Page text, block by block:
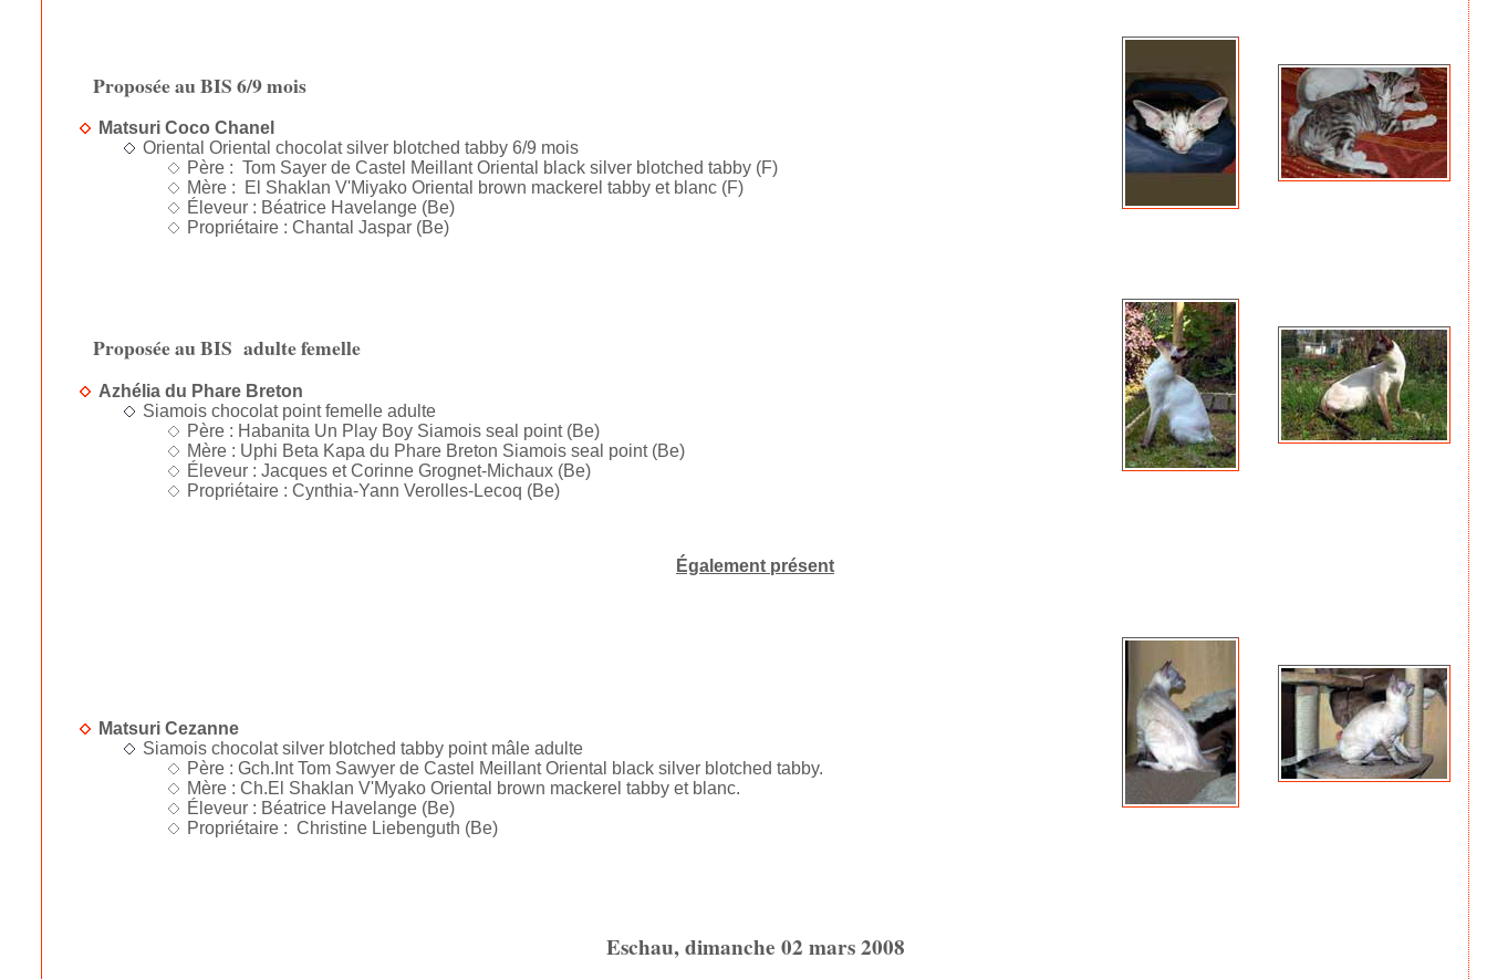
Proposée au BIS 6/9 mois
Matsuri Coco Chanel
Oriental Oriental chocolat silver blotched tabby 6/9 mois
Père : Tom Sayer de Castel Meillant Oriental black silver blotched tabby (F)
Mère : El Shaklan V'Miyako Oriental brown mackerel tabby et blanc (F)
Éleveur : Béatrice Havelange (Be)
Propriétaire : Chantal Jaspar (Be)
Proposée au BIS adulte femelle
Azhélia du Phare Breton
Siamois chocolat point femelle adulte
Père : Habanita Un Play Boy Siamois seal point (Be)
Mère : Uphi Beta Kapa du Phare Breton Siamois seal point (Be)
Éleveur : Jacques et Corinne Grognet-Michaux (Be)
Propriétaire : Cynthia-Yann Verolles-Lecoq (Be)
Également présent
Matsuri Cezanne
Siamois chocolat silver blotched tabby point mâle adulte
Père : Gch.Int Tom Sawyer de Castel Meillant Oriental black silver blotched tabby.
Mère : Ch.El Shaklan V'Myako Oriental brown mackerel tabby et blanc.
Éleveur : Béatrice Havelange (Be)
Propriétaire : Christine Liebenguth (Be)
Eschau, dimanche 02 mars 2008